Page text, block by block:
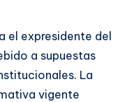
el expresidente del
a supuestas
La
vigente